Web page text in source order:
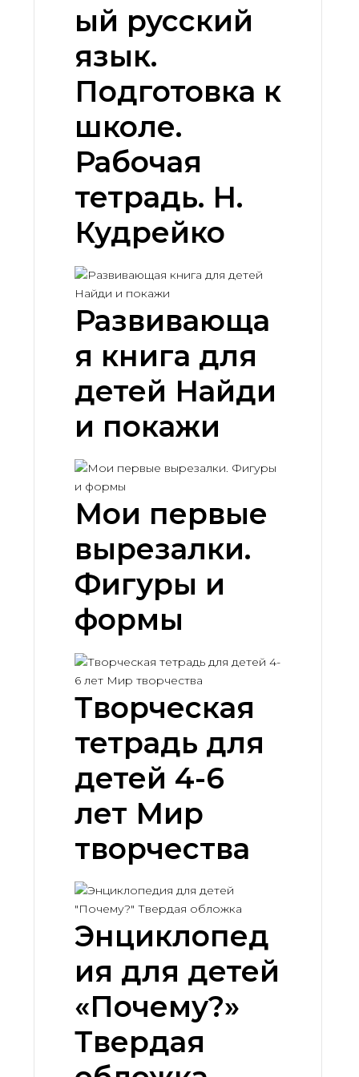
ый русский
язык.
Подготовка к
школе.
Рабочая
тетрадь. Н.
Кудрейко
Развивающа
я книга для
детей Найди
и покажи
Мои первые
вырезалки.
Фигуры и
формы
Творческая
тетрадь для
детей 4-6
лет Мир
творчества
Энциклопед
ия для детей
«Почему?»
Твердая